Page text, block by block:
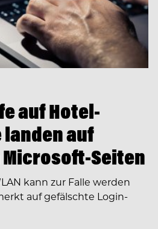
auf Hotel-
landen auf
Seiten
kann zur Falle werden
auf gefälschte Login-